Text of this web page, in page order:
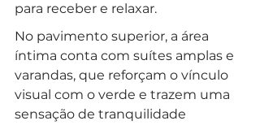
para receber e relaxar.
No pavimento superior, a área
íntima conta com suítes amplas e
varandas, que reforçam o vínculo
visual com o verde e trazem uma
sensação de tranquilidade